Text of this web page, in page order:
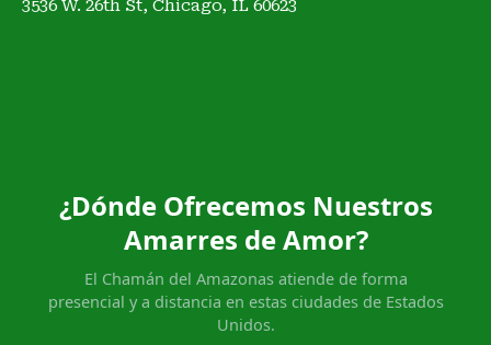
3536 W. 26th St, Chicago, IL 60623
¿Dónde Ofrecemos Nuestros
Amarres de Amor?
El Chamán del Amazonas atiende de forma
presencial y a distancia en estas ciudades de Estados
Unidos.